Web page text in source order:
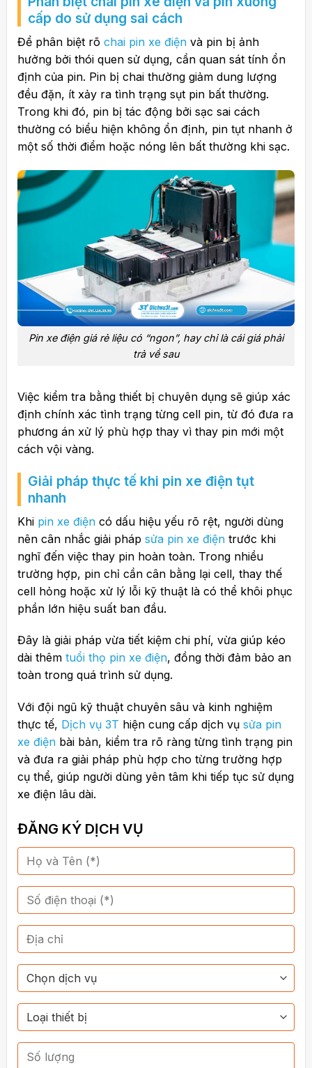
cấp do sử dụng sai cách
Để phân biệt rõ chai pin xe điệnvà pin bị ảnh
hưởng bởi thói quen sử dụng, cần quan sát tính ổn
định của pin. Pin bị chai thường giảm dung lượng
đều đặn, ít xảy ra tình trạng sụt pin bất thường.
Trong khi đó, pin bị tác động bởi sạc sai cách
thường có biểu hiện không ổn định, pin tụt nhanh ở
một số thời điểm hoặc nóng lên bất thường khi sạc.
Pin xe điện giá rẻ liệu có “ngon”, hay chỉ là cái giá phải
trả về sau
Việc kiểm tra bằng thiết bị chuyên dụng sẽ giúp xác
định chính xác tình trạng từng cell pin, từ đó đưa ra
phương án xử lý phù hợp thay vì thay pin mới một
cách vội vàng.
Giải pháp thực tế khi pin xe điện tụt
nhanh
Khi pin xe điệncó dấu hiệu yếu rõ rệt, người dùng
nên cân nhắc giải pháp sửa pin xe điệntrước khi
nghĩ đến việc thay pin hoàn toàn. Trong nhiều
trường hợp, pin chỉ cần cân bằng lại cell, thay thế
cell hỏng hoặc xử lý lỗi kỹ thuật là có thể khôi phục
phần lớn hiệu suất ban đầu.
Đây là giải pháp vừa tiết kiệm chi phí, vừa giúp kéo
dài thêm tuổi thọ pin xe điện, đồng thời đảm bảo an
toàn trong quá trình sử dụng.
Với đội ngũ kỹ thuật chuyên sâu và kinh nghiệm
thực tế, Dịch vụ 3T hiện cung cấp dịch vụ sửa pin
xe điệnbài bản, kiểm tra rõ ràng từng tình trạng pin
và đưa ra giải pháp phù hợp cho từng trường hợp
cụ thể, giúp người dùng yên tâm khi tiếp tục sử dụng
xe điện lâu dài.
ĐĂNG KÝ DỊCH VỤ